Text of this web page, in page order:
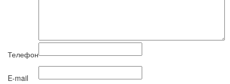
Телефон
E-mail